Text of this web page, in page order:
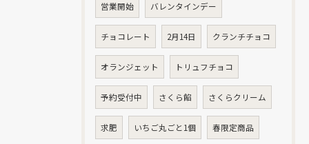
営業開始 バレンタインデー
チョコレート 2月14日 クランチチョコ
オランジェット トリュフチョコ
予約受付中 さくら餡 さくらクリーム
求肥 いちご丸ごと1個 春限定商品